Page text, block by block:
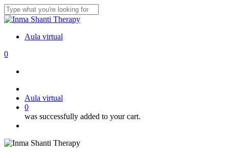
Skip
to
content
Close
Aula virtual
0
Aula virtual
0
was successfully added to your cart.